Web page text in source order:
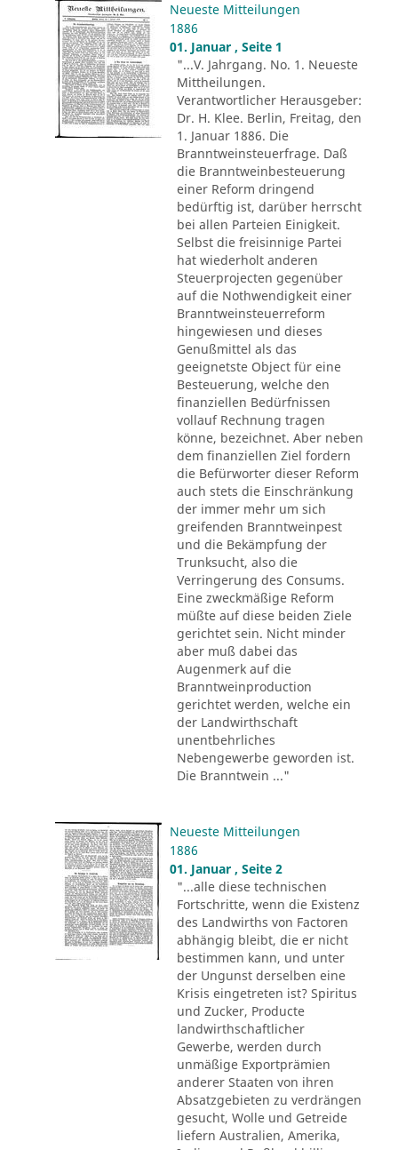
Neueste Mitteilungen
1886
01. Januar , Seite 1
"...V. Jahrgang. No. 1. Neueste
Mittheilungen.
Verantwortlicher Herausgeber:
Dr. H. Klee. Berlin, Freitag, den
1. Januar 1886. Die
Branntweinsteuerfrage. Daß
die Branntweinbesteuerung
einer Reform dringend
bedürftig ist, darüber herrscht
bei allen Parteien Einigkeit.
Selbst die freisinnige Partei
hat wiederholt anderen
Steuerprojecten gegenüber
auf die Nothwendigkeit einer
Branntweinsteuerreform
hingewiesen und dieses
Genußmittel als das
geeignetste Object für eine
Besteuerung, welche den
finanziellen Bedürfnissen
vollauf Rechnung tragen
könne, bezeichnet. Aber neben
dem finanziellen Ziel fordern
die Befürworter dieser Reform
auch stets die Einschränkung
der immer mehr um sich
greifenden Branntweinpest
und die Bekämpfung der
Trunksucht, also die
Verringerung des Consums.
Eine zweckmäßige Reform
müßte auf diese beiden Ziele
gerichtet sein. Nicht minder
aber muß dabei das
Augenmerk auf die
Branntweinproduction
gerichtet werden, welche ein
der Landwirthschaft
unentbehrliches
Nebengewerbe geworden ist.
Die Branntwein ..."
Neueste Mitteilungen
1886
01. Januar , Seite 2
"...alle diese technischen
Fortschritte, wenn die Existenz
des Landwirths von Factoren
abhängig bleibt, die er nicht
bestimmen kann, und unter
der Ungunst derselben eine
Krisis eingetreten ist? Spiritus
und Zucker, Producte
landwirthschaftlicher
Gewerbe, werden durch
unmäßige Exportprämien
anderer Staaten von ihren
Absatzgebieten zu verdrängen
gesucht, Wolle und Getreide
liefern Australien, Amerika,